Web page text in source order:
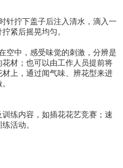
针拧下盖子后注入清水，滴入一
紧后摇晃均匀。
空中，感受味觉的刺激，分辨是
材；也可以由工作人员提前将
上，通过闻气味、辨花型来进
练内容，如插花花艺竞赛；速
活动。